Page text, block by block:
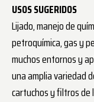
USOS SUGERIDOS
Lijado, manejo de
petroquímica, gas y
muchos entornos y
una amplia variedad
cartuchos y filtros de